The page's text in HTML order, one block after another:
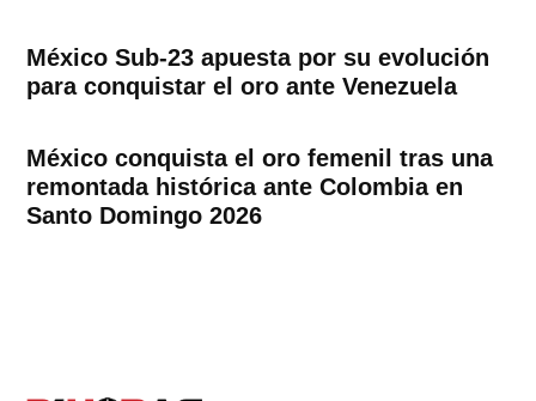
México Sub-23 apuesta por su evolución
para conquistar el oro ante Venezuela
México conquista el oro femenil tras una
remontada histórica ante Colombia en
Santo Domingo 2026